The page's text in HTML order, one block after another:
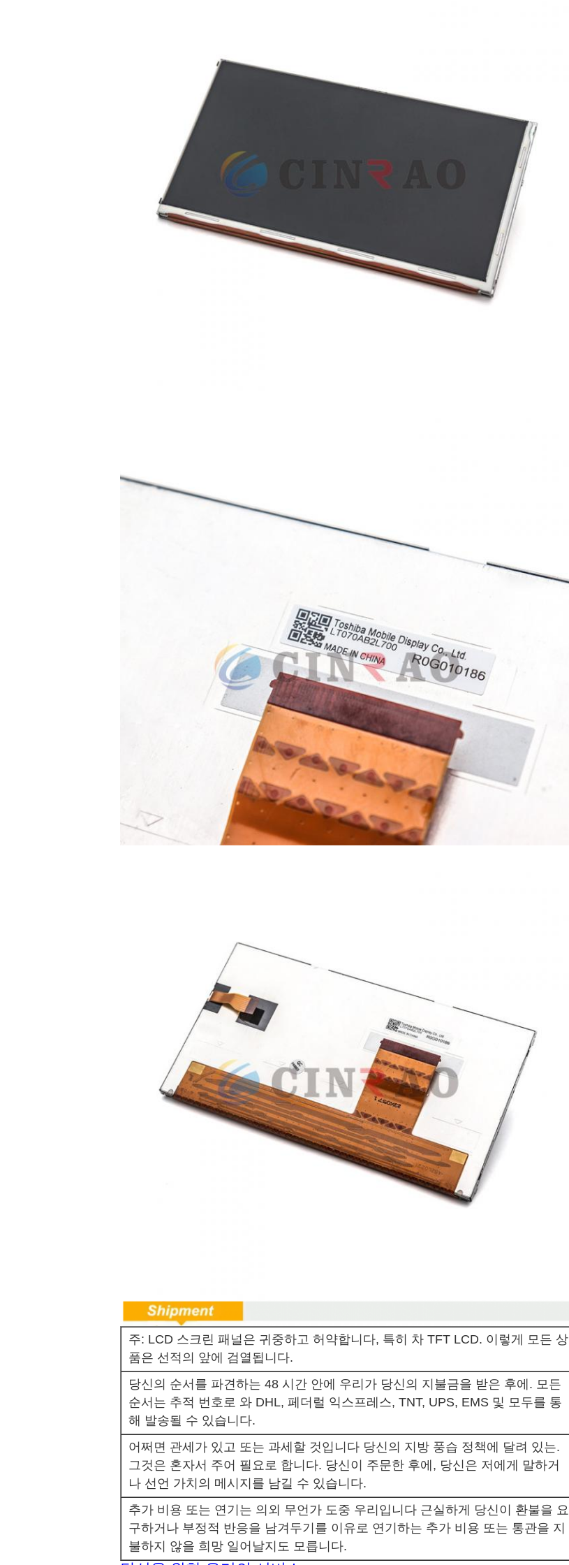
주: LCD 스크린 패널은 귀중하고 허약합니다, 특히 차 TFT LCD. 이렇게 모든 상
품은 선적의 앞에 검열됩니다.
당신의 순서를 파견하는 48 시간 안에 우리가 당신의 지불금을 받은 후에. 모든
순서는 추적 번호로 와 DHL, 페더럴 익스프레스, TNT, UPS, EMS 및 모두를 통
해 발송될 수 있습니다.
어쩌면 관세가 있고 또는 과세할 것입니다 당신의 지방 풍습 정책에 달려 있는.
그것은 혼자서 주어 필요로 합니다. 당신이 주문한 후에, 당신은 저에게 말하거
나 선언 가치의 메시지를 남길 수 있습니다.
추가 비용 또는 연기는 의외 무언가 도중 우리입니다 근실하게 당신이 환불을 요
구하거나 부정적 반응을 남겨두기를 이유로 연기하는 추가 비용 또는 통관을 지
불하지 않을 희망 일어날지도 모릅니다.